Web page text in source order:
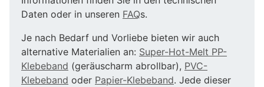
Daten oder in unseren FAQs.
Je nach Bedarf und Vorliebe bieten wir auch
alternative Materialien an: Super-Hot-Melt PP-
Klebeband (geräuscharm abrollbar), PVC-
Klebeband oder Papier-Klebeband. Jede dieser